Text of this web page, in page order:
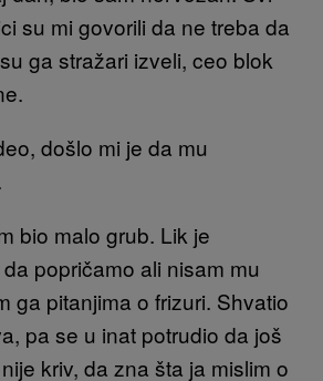
su mi govorili da ne treba da
ga stražari izveli, ceo blok
došlo mi je da mu
bio malo grub. Lik je
popričamo ali nisam mu
ga pitanjima o frizuri. Shvatio
pa se u inat potrudio da još
kriv, da zna šta ja mislim o